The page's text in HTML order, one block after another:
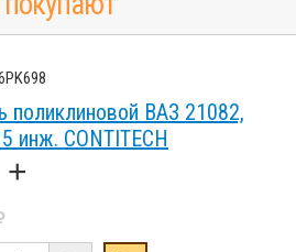
поликлиновой ВАЗ 21082,
инж. CONTITECH
+